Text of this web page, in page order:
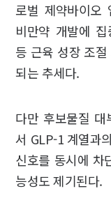
로벌 제약바이오
비만약 개발에 집
등 근육 성장 조
되는 추세다.
다만 후보물질 대
서 GLP-1 계열과
신호를 동시에 차
능성도 제기된다.